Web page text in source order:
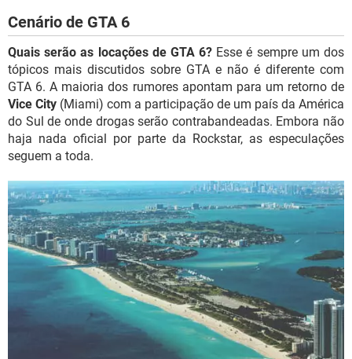
Cenário de GTA 6
Quais serão as locações de GTA 6? Esse é sempre um dos
tópicos mais discutidos sobre GTA e não é diferente com
GTA 6. A maioria dos rumores apontam para um retorno de
Vice City (Miami) com a participação de um país da América
do Sul de onde drogas serão contrabandeadas. Embora não
haja nada oficial por parte da Rockstar, as especulações
seguem a toda.